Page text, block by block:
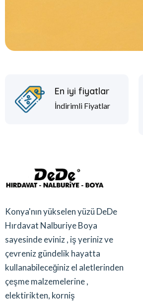
En iyi fiyatlar
İndirimli Fiyatlar
Konya'nın yükselen yüzü DeDe
Hırdavat Nalburiye Boya
sayesinde eviniz , iş yeriniz ve
çevreniz gündelik hayatta
kullanabileceğiniz el aletlerinden
çeşme malzemelerine ,
elektirikten, korniş